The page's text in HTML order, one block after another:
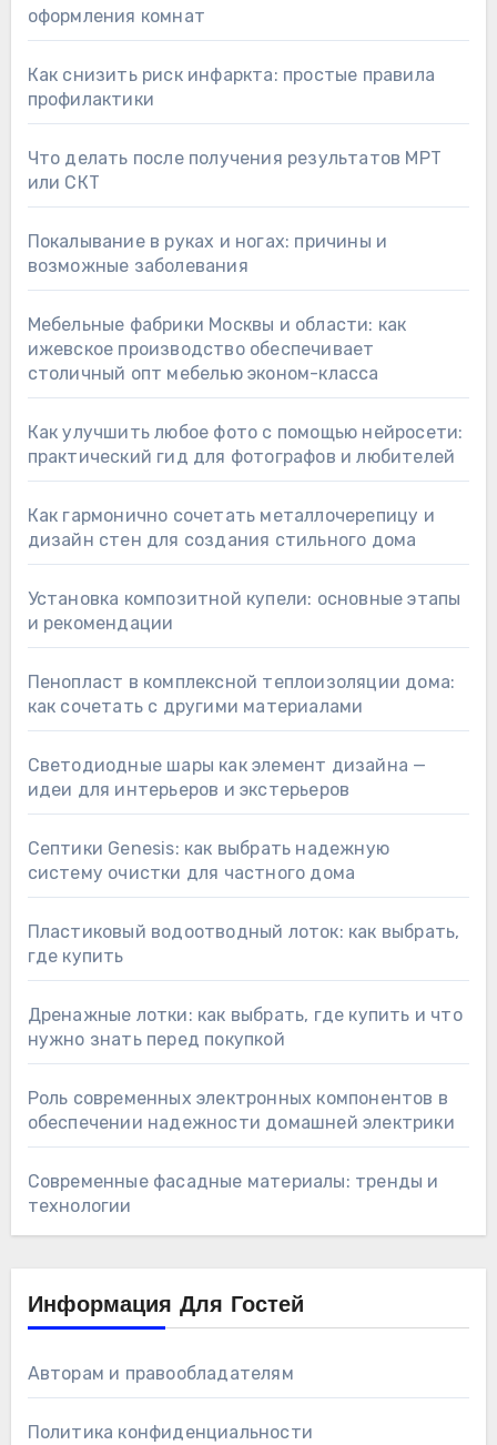
оформления комнат
Как снизить риск инфаркта: простые правила
профилактики
Что делать после получения результатов МРТ
или СКТ
Покалывание в руках и ногах: причины и
возможные заболевания
Мебельные фабрики Москвы и области: как
ижевское производство обеспечивает
столичный опт мебелью эконом-класса
Как улучшить любое фото с помощью нейросети:
практический гид для фотографов и любителей
Как гармонично сочетать металлочерепицу и
дизайн стен для создания стильного дома
Установка композитной купели: основные этапы
и рекомендации
Пенопласт в комплексной теплоизоляции дома:
как сочетать с другими материалами
Светодиодные шары как элемент дизайна —
идеи для интерьеров и экстерьеров
Септики Genesis: как выбрать надежную
систему очистки для частного дома
Пластиковый водоотводный лоток: как выбрать,
где купить
Дренажные лотки: как выбрать, где купить и что
нужно знать перед покупкой
Роль современных электронных компонентов в
обеспечении надежности домашней электрики
Современные фасадные материалы: тренды и
технологии
Информация Для Гостей
Авторам и правообладателям
Политика конфиденциальности